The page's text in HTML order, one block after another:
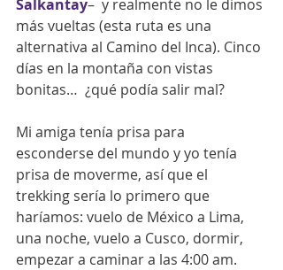
Salkantay–  y realmente no le dimos
más vueltas (esta ruta es una
alternativa al Camino del Inca). Cinco
días en la montaña con vistas
bonitas…  ¿qué podía salir mal?
Mi amiga tenía prisa para
esconderse del mundo y yo tenía
prisa de moverme, así que el
trekking sería lo primero que
haríamos: vuelo de México a Lima,
una noche, vuelo a Cusco, dormir,
empezar a caminar a las 4:00 am.